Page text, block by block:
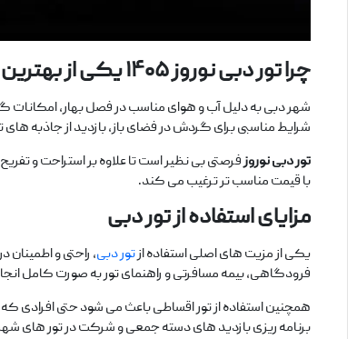
چرا تور دبی نوروز۱۴۰۵یکی از
شهر دبی به دلیل آب ‌و هوای مناسب در فصل بهار، امکانات
شرایط مناسبی برای گردش در فضای باز، بازدید از جاذبه
تور دبی نوروزفرصتی بی ‌نظیر است تا علاوه بر استراحت و
با قیمت مناسب ‌تر ترغیب می ‌کند.
مزایای استفاده از تور دبی
یکی از مزیت ‌های اصلی استفاده ازتور دبی، راحتی و
فرودگاهی، بیمه مسافرتی و راهنمای تور به صورت کامل
همچنین استفاده از تور اقساطی باعث می ‌شود حتی افرادی
برنامه ‌ریزی بازدید های دسته‌ جمعی و شرکت در تور های